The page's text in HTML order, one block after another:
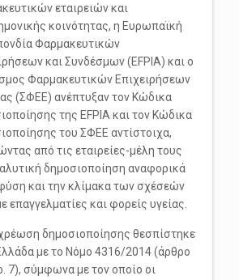
εταιρειών και
κοινότητας, η Ευρωπαϊκή
Φαρμακευτικών
και Συνδέσμων (EFPIA) και ο
Φαρμακευτικών Επιχειρήσεων
(ΣΦΕΕ) ανέπτυξαν τον Κώδικα
της EFPIA και τον Κώδικα
του ΣΦΕΕ αντίστοιχα,
από τις εταιρείες-μέλη τους
δημοσιοποίηση αναφορικά
και την κλίμακα των σχέσεών
επαγγελματίες και φορείς υγείας.
δημοσιοποίησης θεσπίστηκε
με το Νόμο 4316/2014 (άρθρο
7), σύμφωνα με τον οποίο οι